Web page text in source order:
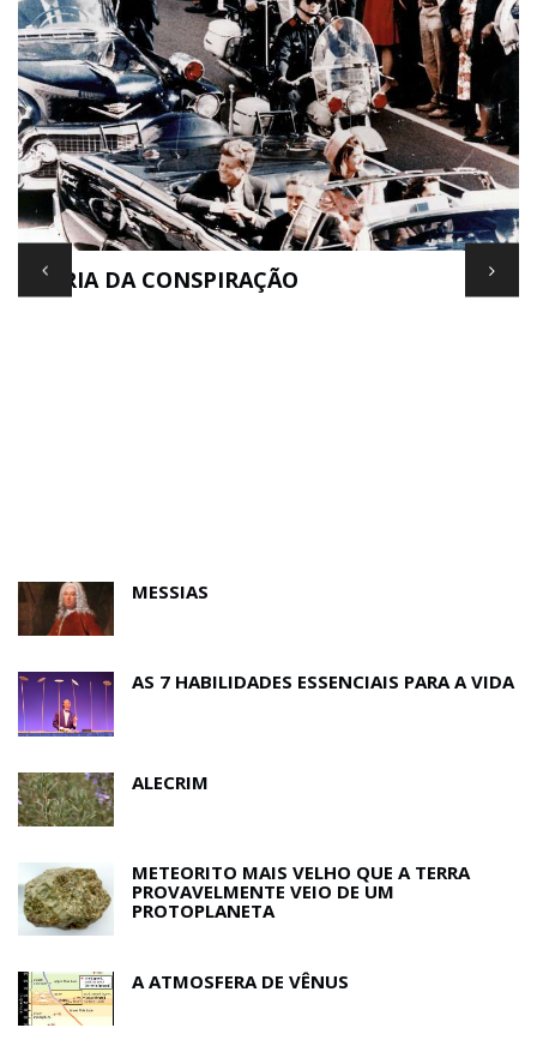
TEORIA DA CONSPIRAÇÃO
MESSIAS
AS 7 HABILIDADES ESSENCIAIS PARA A VIDA
ALECRIM
METEORITO MAIS VELHO QUE A TERRA
PROVAVELMENTE VEIO DE UM
PROTOPLANETA
A ATMOSFERA DE VÊNUS